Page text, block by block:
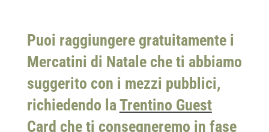
Puoi raggiungere gratuitamente i
Mercatini di Nataleche ti abbiamo
suggerito con i mezzi pubblici,
richiedendo laTrentino Guest
Card che ti consegneremo in fase